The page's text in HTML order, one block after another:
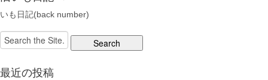
いも日記(back number)
Search
for:
最近の投稿